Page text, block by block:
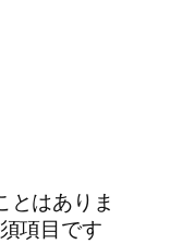
とはありま
項目です